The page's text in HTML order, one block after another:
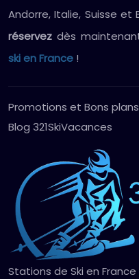
Andorre, Italie, Suisse et
réservez dès
ski en France !
Promotions et Bons
Blog 321SkiVacances
Stations de Ski en France